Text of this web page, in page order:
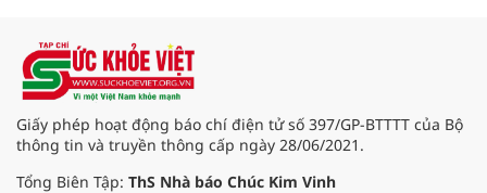
Giấy phép hoạt động báo chí điện tử số 397/GP-BTTTT của Bộ
thông tin và truyền thông cấp ngày 28/06/2021.
Tổng Biên Tập: ThS Nhà báo Chúc Kim Vinh